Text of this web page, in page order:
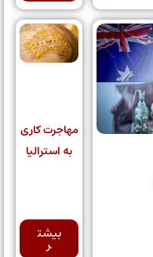
مهاجرت کاری
به استرالیا
بیشت
ر